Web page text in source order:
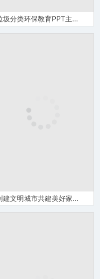
垃圾分类环保教育PPT主题模板
创建文明城市共建美好家园垃圾分类PPT模板